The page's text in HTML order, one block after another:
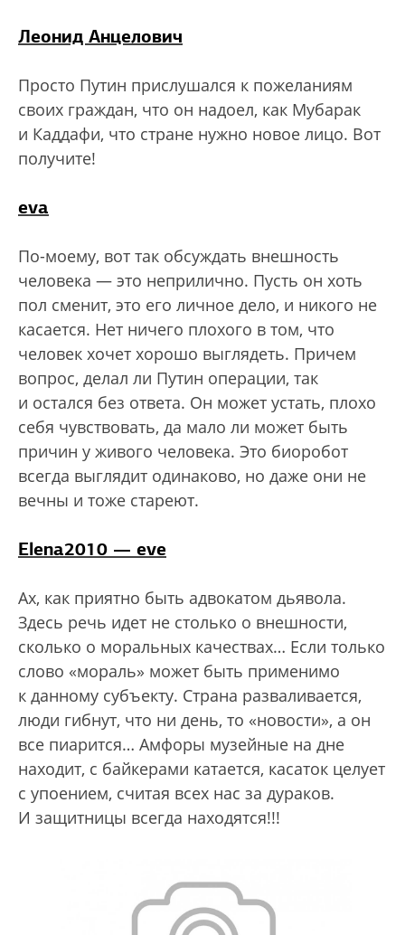
Леонид Анцелович
Просто Путин прислушался к пожеланиям
своих граждан, что он надоел, как Мубарак
и Каддафи, что стране нужно новое лицо. Вот
получите!
eva
По-моему, вот так обсуждать внешность
человека — это неприлично. Пусть он хоть
пол сменит, это его личное дело, и никого не
касается. Нет ничего плохого в том, что
человек хочет хорошо выглядеть. Причем
вопрос, делал ли Путин операции, так
и остался без ответа. Он может устать, плохо
себя чувствовать, да мало ли может быть
причин у живого человека. Это биоробот
всегда выглядит одинаково, но даже они не
вечны и тоже стареют.
Elena2010 — eve
Ах, как приятно быть адвокатом дьявола.
Здесь речь идет не столько о внешности,
сколько о моральных качествах… Если только
слово «мораль» может быть применимо
к данному субъекту. Страна разваливается,
люди гибнут, что ни день, то «новости», а он
все пиарится… Амфоры музейные на дне
находит, с байкерами катается, касаток целует
с упоением, считая всех нас за дураков.
И защитницы всегда находятся!!!